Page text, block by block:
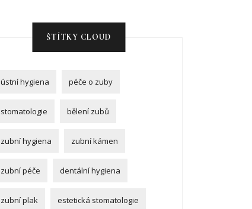
ŠTÍTKY CLOUD
ústní hygiena péče o zuby
stomatologie bělení zubů
zubní hygiena zubní kámen
zubní péče dentální hygiena
zubní plak estetická stomatologie